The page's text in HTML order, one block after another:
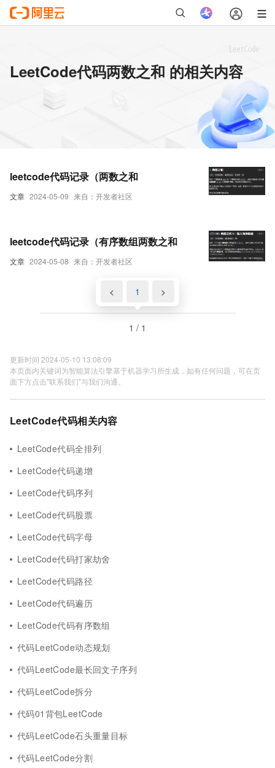
LeetCode代码两数之和 的相关内容
文章 2024-05-09 来自：开发者社区
leetcode代码记录（两数之和
文章 2024-05-08 来自：开发者社区
leetcode代码记录（有序数组两数之和
< 1 >
1 / 1
更新时间 2024-05-10 13:08:09
本页面内关键词为智能算法引擎基于机器学习所生成，如有任何问题，可在页
面下方点击"联系我们"与我们沟通。
LeetCode代码相关内容
LeetCode代码全排列
LeetCode代码递增
LeetCode代码序列
LeetCode代码股票
LeetCode代码字母
LeetCode代码打家劫舍
LeetCode代码路径
LeetCode代码遍历
LeetCode代码有序数组
代码LeetCode动态规划
代码LeetCode最长回文子序列
代码LeetCode拆分
代码01背包LeetCode
代码LeetCode石头重量目标
代码LeetCode分割